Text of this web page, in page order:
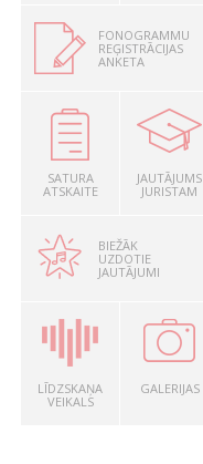
FONOGRAMMU
REĢISTRĀCIJAS
ANKETA
SATURA
ATSKAITE
JAUTĀJUMS
JURISTAM
BIEŽĀK
UZDOTIE
JAUTĀJUMI
LĪDZSKAŅA
VEIKALS
GALERIJAS